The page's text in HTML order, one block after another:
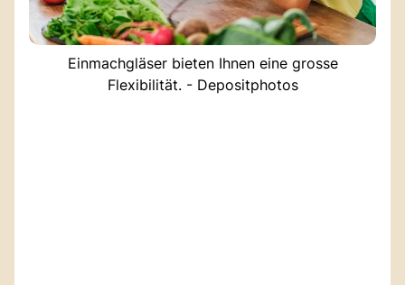
Einmachgläser bieten Ihnen eine grosse
Flexibilität. - Depositphotos